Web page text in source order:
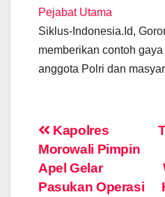
Pejabat Utama
Siklus-Indonesia.Id,
memberikan contoh
anggota Polri dan
Post
navigation
Kapolres
Morowali Pimpin
Apel Gelar
Pasukan Operasi